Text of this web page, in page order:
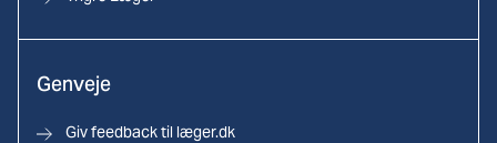
Genveje
Giv feedback til læger.dk